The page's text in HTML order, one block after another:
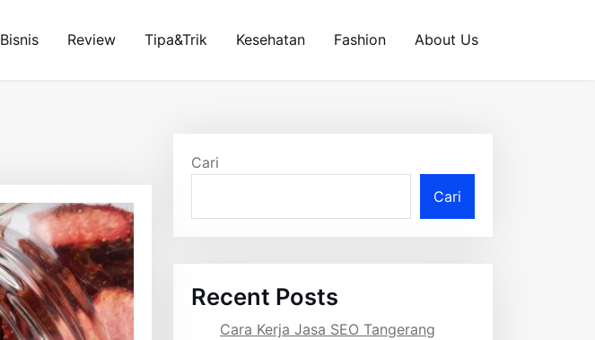
Bisnis Review Tipa&Trik Kesehatan Fashion About Us
Cari
Cari
Recent Posts
Cara Kerja Jasa SEO Tangerang